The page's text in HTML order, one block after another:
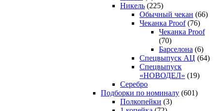
Никель (225)
Обычный чекан (66)
Чеканка Proof(76)
Чеканка Proof
(70)
Барселона (6)
Спецвыпуск АЦ (64)
Спецвыпуск
«НОВОДЕЛ» (19)
Серебро
Подборки по номиналу (601)
Полкопейки (3)